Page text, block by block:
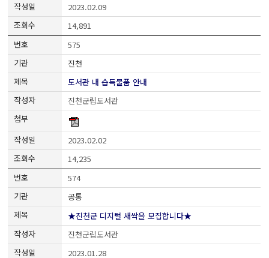
2023.02.09
14,891
575
진천
도서관 내 습득물품 안내
진천군립도서관
2023.02.02
14,235
574
공통
★진천군 디지털 새싹을 모집합니다★
진천군립도서관
2023.01.28